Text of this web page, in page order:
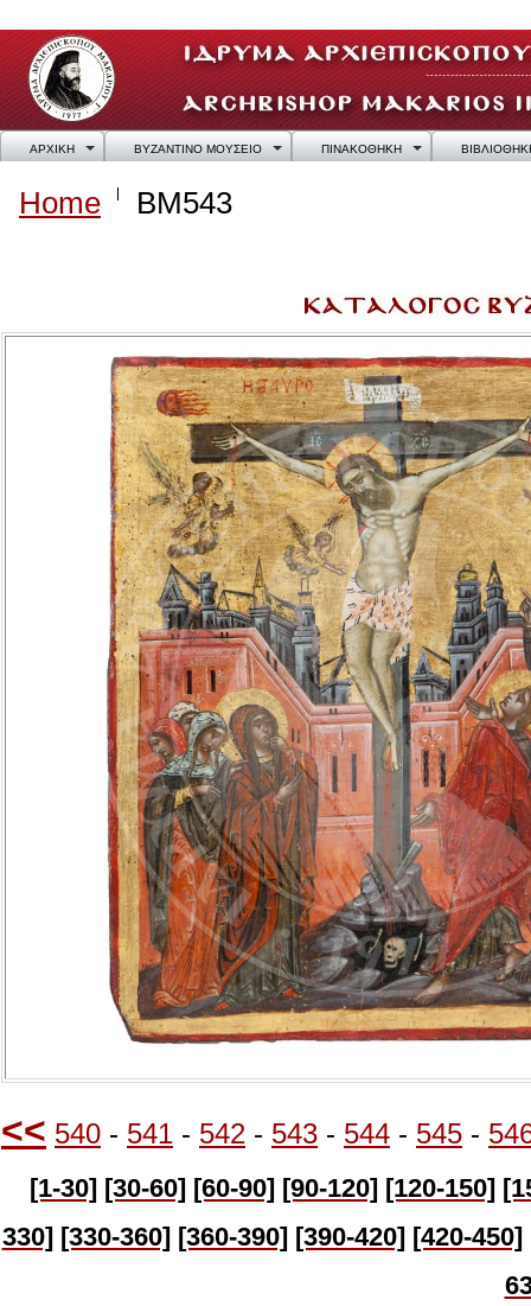
ΑΡΧΙΚΗ ΒΥΖΑΝΤΙΝΟ ΜΟΥΣΕΙΟ ΠΙΝΑΚΟΘΗΚΗ
Home BM543
<< 540 - 541 - 542 - 543 - 544 - 545 -
[1-30] [30-60] [60-90] [90-120] [120-150]
330] [330-360] [360-390] [390-420] [420-450]